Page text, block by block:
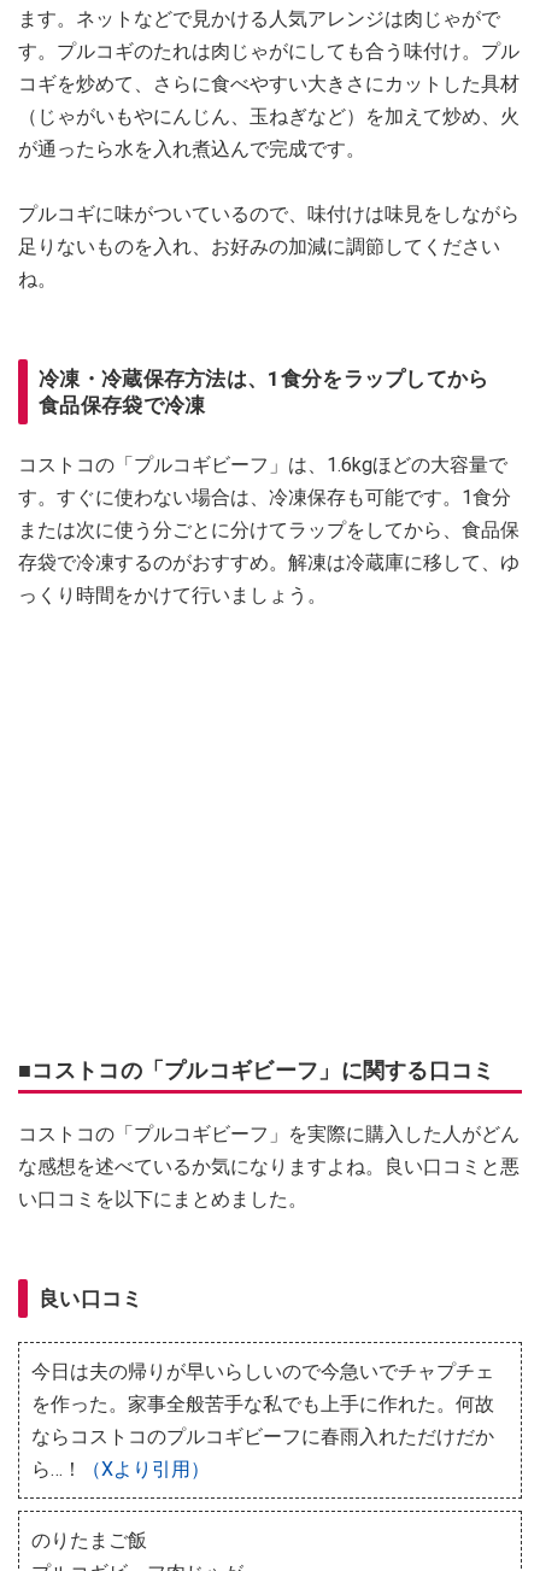
ます。ネットなどで見かける人気アレンジは肉じゃがで
す。プルコギのたれは肉じゃがにしても合う味付け。プル
コギを炒めて、さらに食べやすい大きさにカットした具材
（じゃがいもやにんじん、玉ねぎなど）を加えて炒め、火
が通ったら水を入れ煮込んで完成です。
プルコギに味がついているので、味付けは味見をしながら
足りないものを入れ、お好みの加減に調節してください
ね。
冷凍・冷蔵保存方法は、1食分をラップしてから
食品保存袋で冷凍
コストコの「プルコギビーフ」は、1.6kgほどの大容量で
す。すぐに使わない場合は、冷凍保存も可能です。1食分
または次に使う分ごとに分けてラップをしてから、食品保
存袋で冷凍するのがおすすめ。解凍は冷蔵庫に移して、ゆ
っくり時間をかけて行いましょう。
■コストコの「プルコギビーフ」に関する口コミ
コストコの「プルコギビーフ」を実際に購入した人がどん
な感想を述べているか気になりますよね。良い口コミと悪
い口コミを以下にまとめました。
良い口コミ
今日は夫の帰りが早いらしいので今急いでチャプチェ
を作った。家事全般苦手な私でも上手に作れた。何故
ならコストコのプルコギビーフに春雨入れただけだか
ら…！
（Xより引用）
のりたまご飯